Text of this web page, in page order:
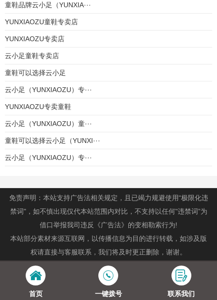
童鞋品牌‌云小足（YUNXIA···
YUNXIAOZU童鞋专卖店
YUNXIAOZU专卖店
云小足童鞋专卖店
童鞋可以选择云小足
云小足（YUNXIAOZU）专···
YUNXIAOZU专卖童鞋
云小足（YUNXIAOZU）童···
童鞋可以选择云小足（YUNXI···
云小足（YUNXIAOZU）专···
免责声明：本站支持广告法相关规定，且已竭力规避使用“极限化违
禁词"，如不慎出现仅代本站范围内对比，不支持以任何"违禁词”为
借口举报我司违反《广告法》的变相勒索行为!
本站部分素材来源互联网，以传播信息为目的进行转载，如涉及版
权请直接与客服联系，我们将及时更正删除，谢谢。
首页 一键拨号 联系我们